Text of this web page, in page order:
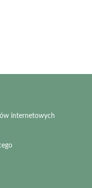
internetowych